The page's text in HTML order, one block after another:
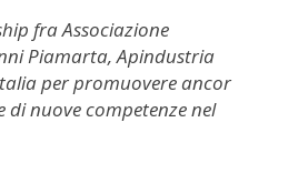
fra Associazione
Piamarta, Apindustria
per promuovere ancor
di nuove competenze nel